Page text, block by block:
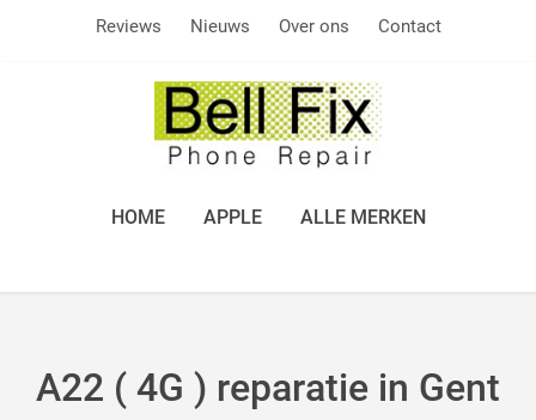
Reviews Nieuws Over ons Contact
HOME APPLE ALLE MERKEN
A22 ( 4G ) reparatie in Gent